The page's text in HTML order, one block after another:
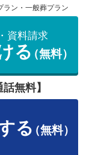
ラン・一般葬プラン
資料請求
る（無料）
無料】
る（無料）